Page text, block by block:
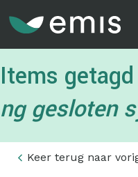
Items
ng gesloten
Keer terug naar